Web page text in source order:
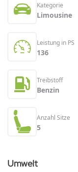
Kategorie
Limousine
Leistung in PS
136
Treibstoff
Benzin
Anzahl Sitze
5
Umwelt